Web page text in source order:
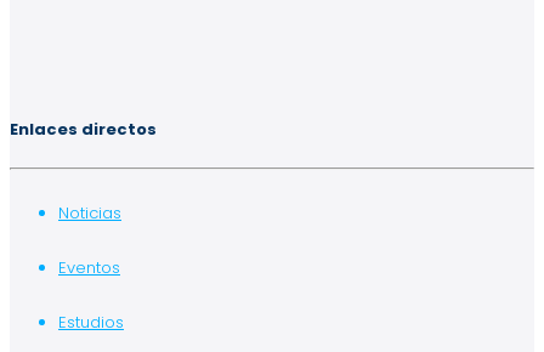
Enlaces directos
Noticias
Eventos
Estudios